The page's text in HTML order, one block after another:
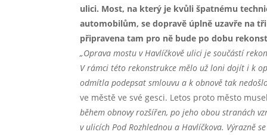
ulici. Most, na který je kvůli špatnému
automobilům, se dopravě úplně uzavře na
připravena tam pro ně bude po dobu
„Oprava mostu v Havlíčkově ulici je součástí
V rámci této rekonstrukce mělo už loni dojít i k
odmítla podepsat smlouvu a k obnově tak
ve městě ve své gesci. Letos proto město
během obnovy rozšířen, po jeho obou stranách
v ulicích Pod Rozhlednou a Havlíčkova. Výrazně